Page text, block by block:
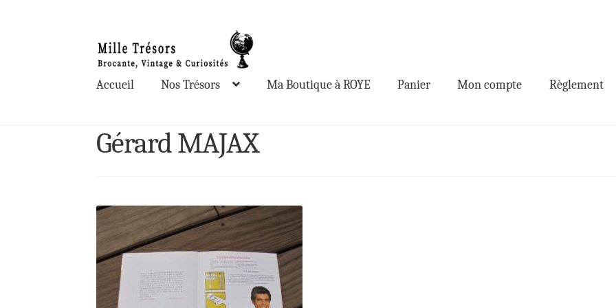
à
la
navigation
au
contenu
Accueil Nos Trésors Ma Boutique à ROYE Panier Mon compte Règlement
Gérard MAJAX